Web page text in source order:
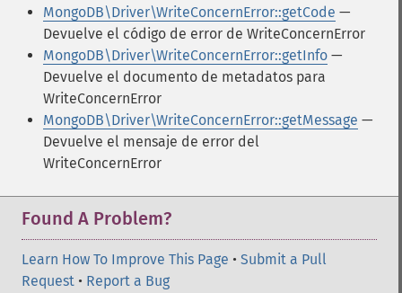
MongoDB\Driver\WriteConcernError::getCode —
Devuelve el código de error de WriteConcernError
MongoDB\Driver\WriteConcernError::getInfo —
Devuelve el documento de metadatos para
WriteConcernError
MongoDB\Driver\WriteConcernError::getMessage —
Devuelve el mensaje de error del
WriteConcernError
Found A Problem?
Learn How To Improve This Page • Submit a Pull
Request • Report a Bug